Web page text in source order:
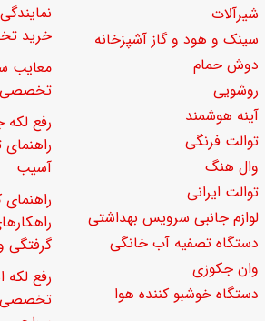
شیرآلات
سینک و هود و گاز آشپزخانه
دوش حمام
روشویی
آینه هوشمند
توالت فرنگی
وال هنگ
توالت ایرانی
لوازم جانبی سرویس بهداشتی
دستگاه تصفیه آب خانگی
وان جکوزی
دستگاه خوشبو کننده هوا
خرید
معایب
تخصصی
رفع لکه
آسیب
رفع
تخصصی